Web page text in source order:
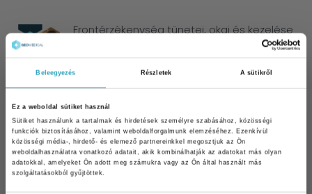
Beleegyezés Részletek A sütikről
Ez a weboldal sütiket használ
Sütiket használunk a tartalmak és hirdetések személyre szabásához, közösségi
funkciók biztosításához, valamint weboldalforgalmunk elemzéséhez. Ezenkívül
közösségi média-, hirdető- és elemező partnereinkkel megosztjuk az Ön
weboldalhasználatra vonatkozó adatait, akik kombinálhatják az adatokat más olyan
adatokkal, amelyeket Ön adott meg számukra vagy az Ön által használt más
szolgáltatásokból gyűjtöttek.
Frontérzékenység tünetei, okai és kezelése
Tavaszi fáradtság: Hogyan szabaduljon meg
a tél végi kimerültségtől?
2026-03-31
Vastagbélrák szűrés és megelőzés: